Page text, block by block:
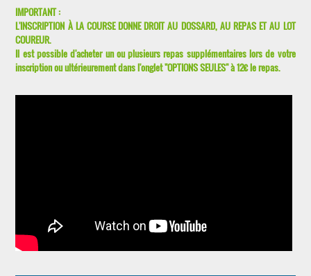
IMPORTANT :
L'INSCRIPTION À LA COURSE DONNE DROIT AU DOSSARD, AU REPAS ET AU LOT
COUREUR.
Il est possible d'acheter un ou plusieurs repas supplémentaires lors de votre
inscription ou ultérieurement dans l'onglet "OPTIONS SEULES" à 12€ le repas.